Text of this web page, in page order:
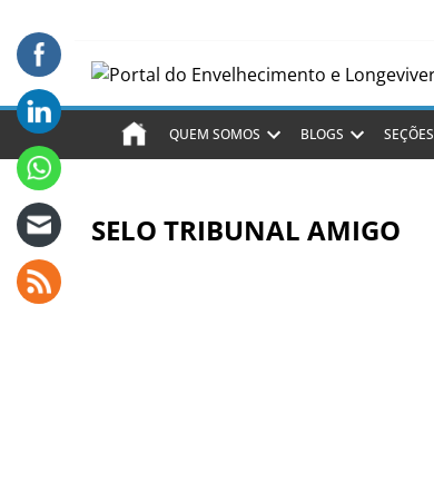
QUEM SOMOS BLOGS SEÇÕES
SELO TRIBUNAL AMIGO